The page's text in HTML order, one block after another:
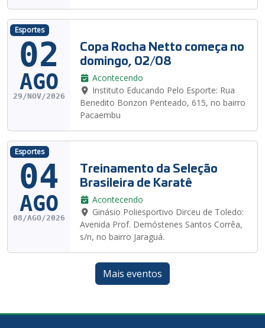
02
AGO
29/NOV/2026
Copa Rocha Netto começa no
domingo, 02/08
Acontecendo
Instituto Educando Pelo Esporte: Rua
Benedito Bonzon Penteado, 615, no bairro
Pacaembu
Esportes
04
AGO
08/AGO/2026
Treinamento da Seleção
Brasileira de Karatê
Acontecendo
Ginásio Poliesportivo Dirceu de Toledo:
Avenida Prof. Demóstenes Santos Corrêa,
s/n, no bairro Jaraguá.
Esportes
Mais eventos